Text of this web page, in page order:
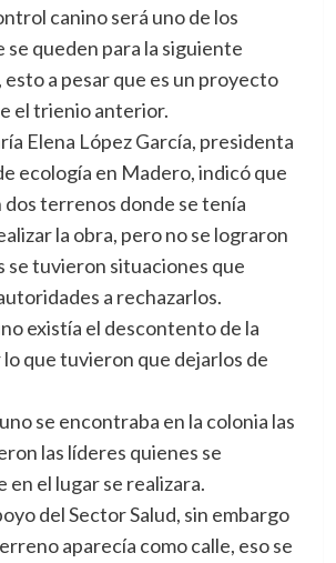
canino será uno de los
se queden para la siguiente
a pesar que es un proyecto
el trienio anterior.
Elena López García, presidenta
ecología en Madero, indicó que
terrenos donde se tenía
la obra, pero no se lograron
se tuvieron situaciones que
a rechazarlos.
existía el descontento de la
que tuvieron que dejarlos de
se encontraba en la colonia las
las líderes quienes se
en el lugar se realizara.
del Sector Salud, sin embargo
aparecía como calle, eso se